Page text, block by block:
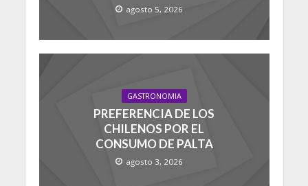
agosto 5, 2026
GASTRONOMIA
PREFERENCIA DE LOS
CHILENOS POR EL
CONSUMO DE PALTA
agosto 3, 2026